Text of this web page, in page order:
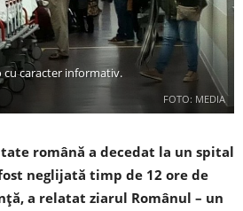
FOTO: MEDIA
cu caracter informativ.
română a decedat la un spital
neglijată timp de 12 ore de
a relatat ziarul Românul – un